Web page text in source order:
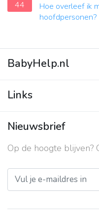
44
Hoe overleef ik
hoofdpersonen?
BabyHelp.nl
Vraag & Antwoord
Links
Contact
Over ons
Privacy beleid
Nieuwsbrief
Op de hoogte blijven?